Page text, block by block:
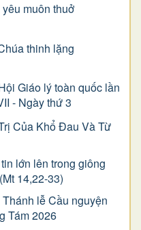
muôn thuở
thinh lặng
Giáo lý toàn quốc lần
- Ngày thứ 3
Của Khổ Ðau Và Từ
lớn lên trong giông
14,22-33)
Thánh lễ Cầu nguyện
Tám 2026